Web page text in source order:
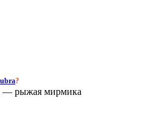
?
— рыжая мирмика